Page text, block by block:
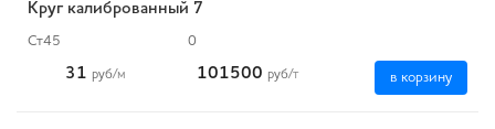
Круг калиброванный 7
Ст45 0
31 руб/м 101500 руб/т в корзину